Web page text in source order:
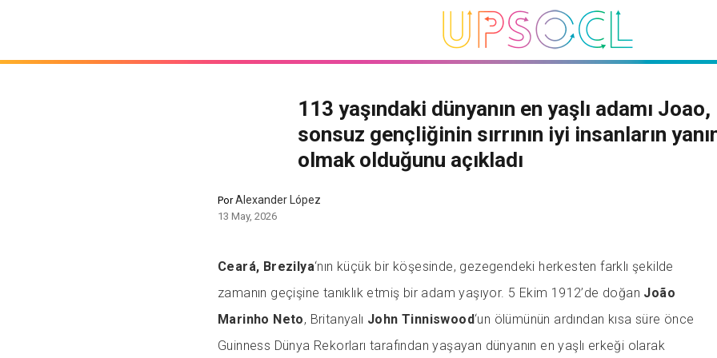
113 yaşındaki dünyanın en yaşlı adamı Joao,
sonsuz gençliğinin sırrının iyi insanların
olmak olduğunu açıkladı
PorAlexander López
13 May, 2026
Ceará, Brezilya‘nın küçük bir köşesinde, gezegendeki herkesten farklı şekilde
zamanın geçişine tanıklık etmiş bir adam yaşıyor. 5 Ekim 1912’de doğan João
Marinho Neto, Britanyalı John Tinniswood‘un ölümünün ardından kısa süre önce
Guinness Dünya Rekorları tarafından yaşayan dünyanın en yaşlı erkeği olarak